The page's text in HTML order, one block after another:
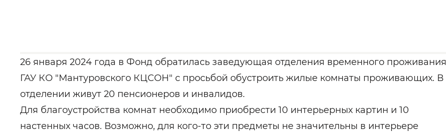
26 января 2024 года в Фонд обратилась заведующая отделения временного проживания
ГАУ КО "Мантуровского КЦСОН" с просьбой обустроить жилые комнаты проживающих. В
отделении живут 20 пенсионеров и инвалидов.
Для благоустройства комнат необходимо приобрести 10 интерьерных картин и 10
настенных часов. Возможно, для кого-то эти предметы не значительны в интерьере